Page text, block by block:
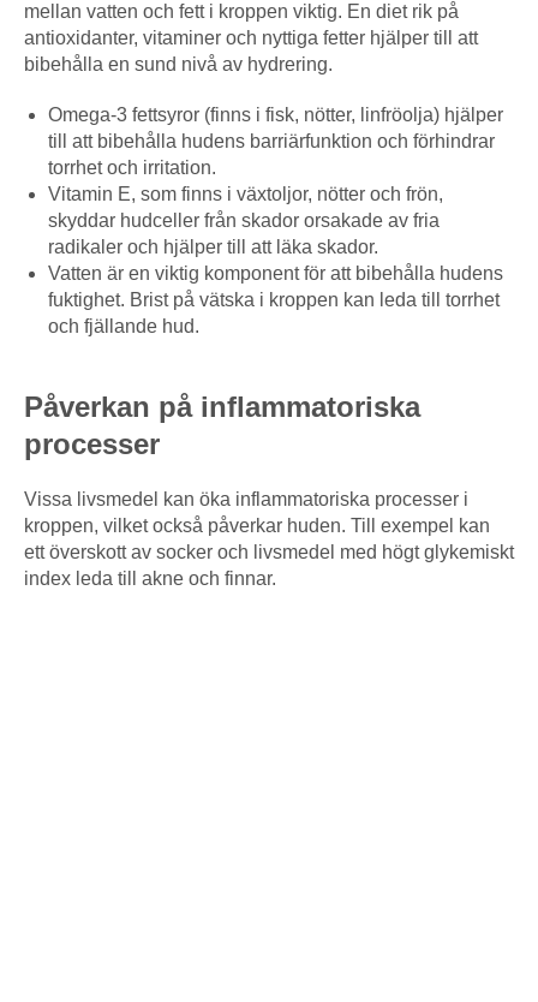
mellan vatten och fett i kroppen viktig. En diet rik på
antioxidanter, vitaminer och nyttiga fetter hjälper till att
bibehålla en sund nivå av hydrering.
Omega-3 fettsyror (finns i fisk, nötter, linfröolja) hjälper
till att bibehålla hudens barriärfunktion och förhindrar
torrhet och irritation.
Vitamin E, som finns i växtoljor, nötter och frön,
skyddar hudceller från skador orsakade av fria
radikaler och hjälper till att läka skador.
Vatten är en viktig komponent för att bibehålla hudens
fuktighet. Brist på vätska i kroppen kan leda till torrhet
och fjällande hud.
Påverkan på inflammatoriska
processer
Vissa livsmedel kan öka inflammatoriska processer i
kroppen, vilket också påverkar huden. Till exempel kan
ett överskott av socker och livsmedel med högt glykemiskt
index leda till akne och finnar.